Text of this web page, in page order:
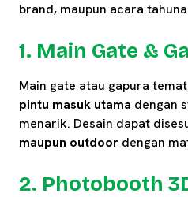
brand, maupun acara
1. Main Gate &
Main gate atau gapura
pintu masuk utama dengan
menarik. Desain dapat
maupun outdoor dengan
2. Photobooth